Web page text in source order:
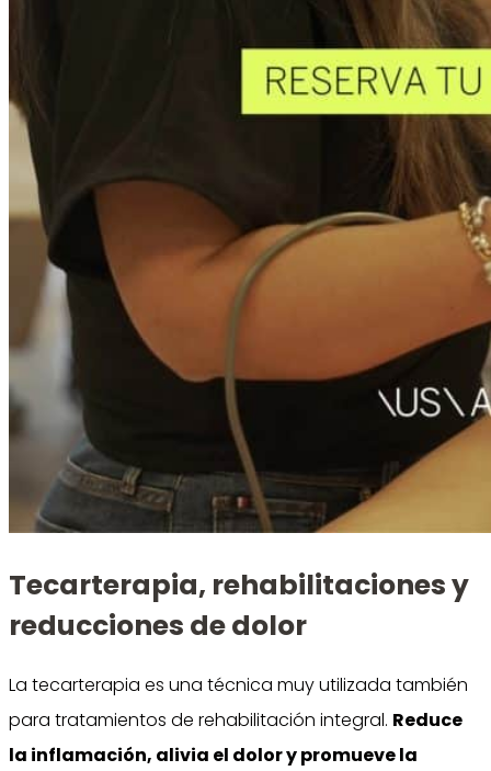
Tecarterapia, rehabilitaciones y
reducciones de dolor
La tecarterapia es una técnica muy utilizada también
para tratamientos de rehabilitación integral. Reduce
la inflamación, alivia el dolor y promueve la